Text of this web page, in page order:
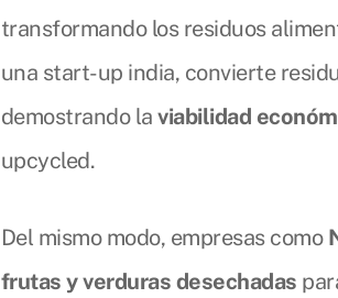
transformando los residuos
una start-up india, convierte
demostrando laviabilidad
upcycled.
Del mismo modo, empresas como
frutas y verduras desechadas